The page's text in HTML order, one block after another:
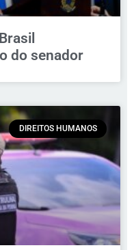
do senador
DIREITOS HUMANOS